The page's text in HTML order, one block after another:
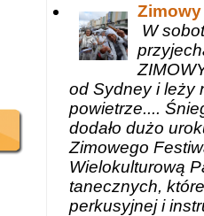
W
od Sydney i leży
powietrze....
dodało dużo
Zimowego
Wielokulturową
tanecznych,
perkusyjnej i